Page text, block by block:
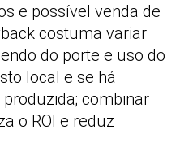
e possível venda de
costuma variar
do porte e uso do
local e se há
combinar
o ROI e reduz